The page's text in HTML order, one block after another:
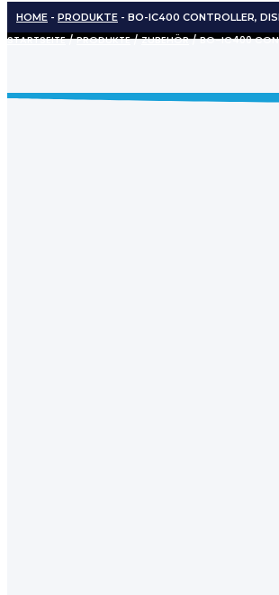
HOME - PRODUKTE - BO-IC400 CONTROLLER,
STARTSEITE/PRODUKTE/ZUBEHÖR/ BO-IC400